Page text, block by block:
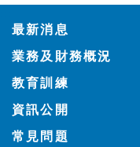
最新消息
業務及財務概況
教育訓練
資訊公開
常見問題